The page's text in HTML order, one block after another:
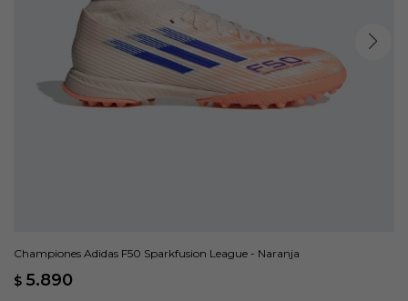
Championes Adidas F50 Sparkfusion League - Naranja
$ 5.890